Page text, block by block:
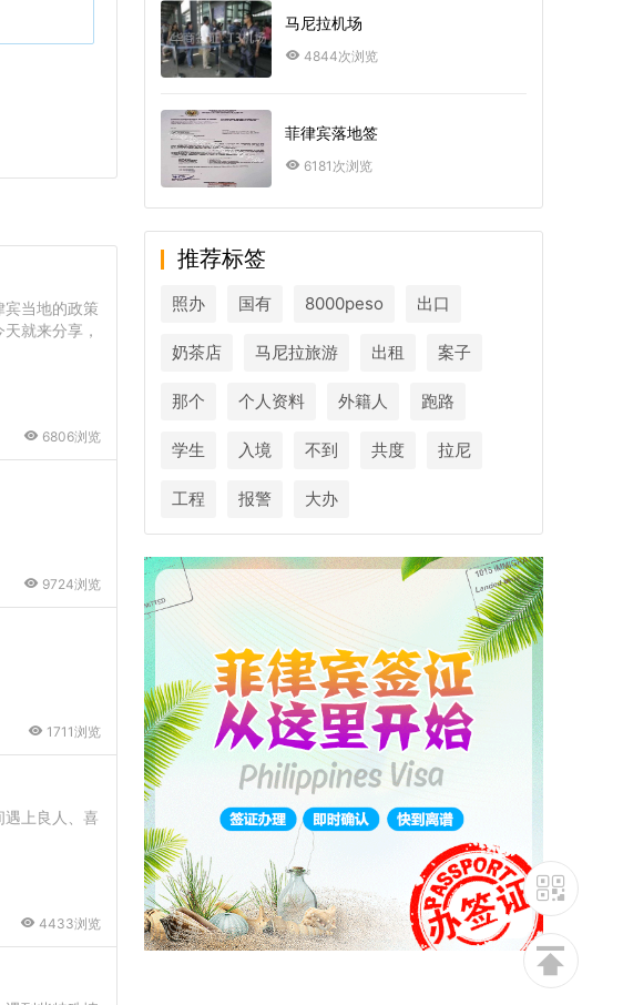
当地的政策
就来分享，
6806浏览
9724浏览
1711浏览
上良人、喜
4433浏览
马尼拉机场
4844次浏览
菲律宾落地签
6181次浏览
推荐标签
照办 国有 8000peso 出口
奶茶店 马尼拉旅游 出租 案子
那个 个人资料 外籍人 跑路
学生 入境 不到 共度 拉尼
工程 报警 大办